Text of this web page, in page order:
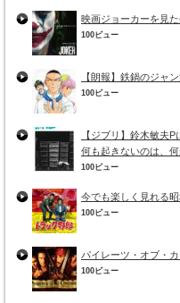
映画ジョーカーを見
100ビュー
【朗報】鉄鍋のジャ
100ビュー
【ジブリ】鈴木敏夫
何も起きないのは、
100ビュー
今でも楽しく見れる
100ビュー
パイレーツ・オブ・
100ビュー